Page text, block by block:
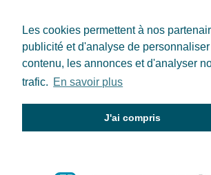
Les cookies permettent à nos
publicité et d'analyse de
contenu, les annonces et d'analyser
trafic. En savoir plus
J'ai compris